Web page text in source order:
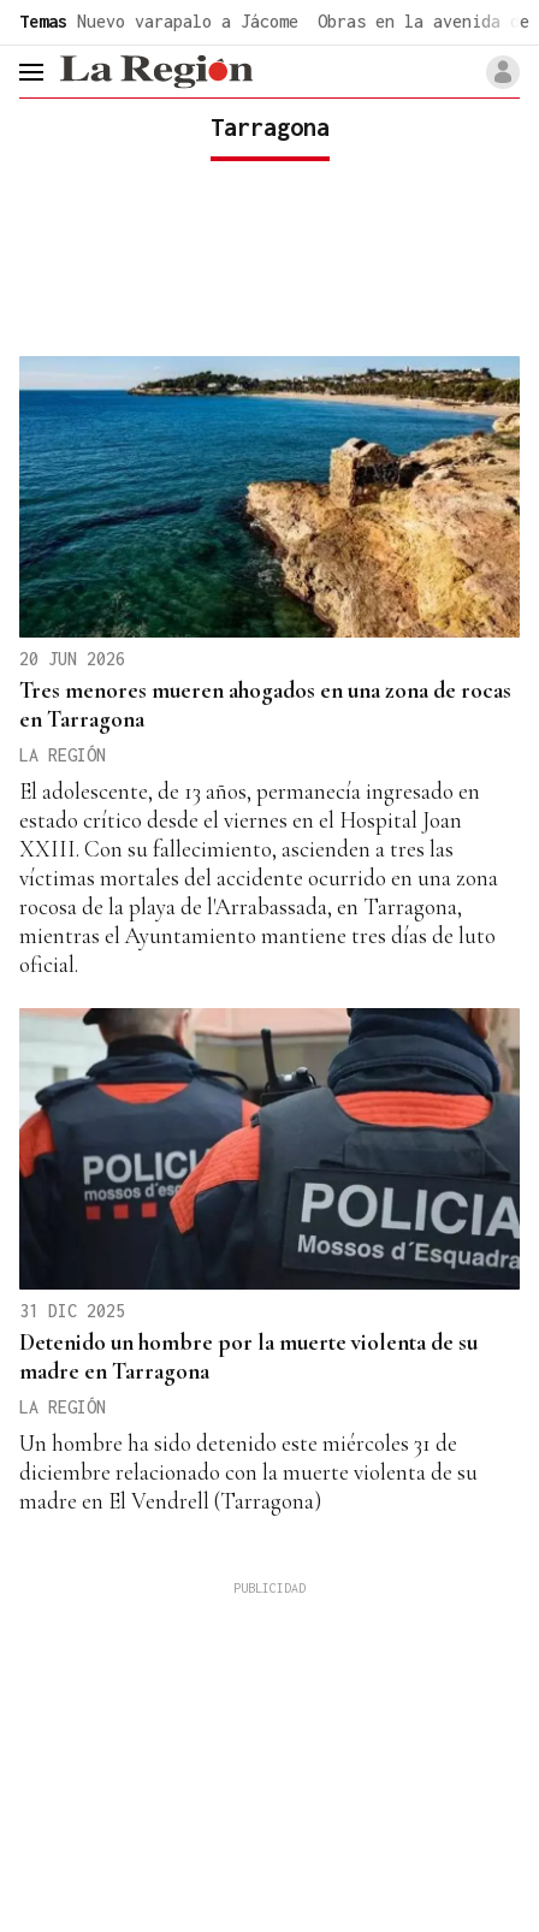
Temas Nuevo varapalo a Jácome Obras en la avenida de
header.menu.open
Tarragona
20 JUN 2026
Tres menores mueren ahogados en una zona de rocas
en Tarragona
LA REGIÓN
El adolescente, de 13 años, permanecía ingresado en
estado crítico desde el viernes en el Hospital Joan
XXIII. Con su fallecimiento, ascienden a tres las
víctimas mortales del accidente ocurrido en una zona
rocosa de la playa de l'Arrabassada, en Tarragona,
mientras el Ayuntamiento mantiene tres días de luto
oficial.
31 DIC 2025
Detenido un hombre por la muerte violenta de su
madre en Tarragona
LA REGIÓN
Un hombre ha sido detenido este miércoles 31 de
diciembre relacionado con la muerte violenta de su
madre en El Vendrell (Tarragona)